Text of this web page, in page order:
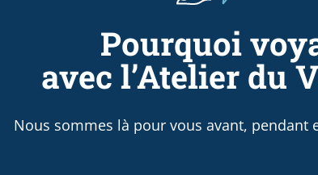
Pourquoi
avec l’Atelier du
Nous sommes là pour vous avant, pendant